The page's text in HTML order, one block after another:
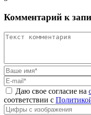
Комментарий к
Даю свое согласие на
соответствии с